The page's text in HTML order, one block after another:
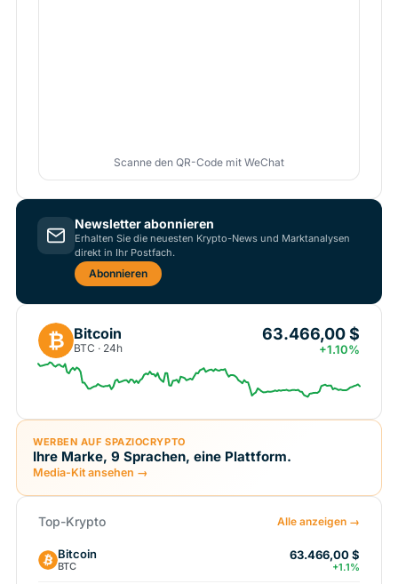
Scanne den QR-Code mit WeChat
Newsletter abonnieren
Erhalten Sie die neuesten Krypto-News und Marktanalysen
direkt in Ihr Postfach.
Abonnieren
₿ Bitcoin
BTC · 24h
63.466,00 $
+1.10%
WERBEN AUF SPAZIOCRYPTO
Ihre Marke, 9 Sprachen, eine Plattform.
Media-Kit ansehen →
Top-Krypto Alle anzeigen →
Bitcoin
BTC
63.466,00 $
+1.1%